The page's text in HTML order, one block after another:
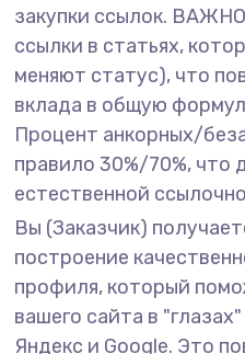
закупки ссылок.
ссылки в статьях,
меняют статус), что
вклада в общую
Процент анкорных/
правило 30%/70%, что
естественной
Вы (Заказчик)
построение
профиля, который
вашего сайта в
Яндекс и Google. Это